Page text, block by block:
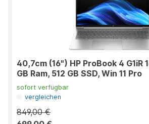
40,7cm (16") HP ProBook 4 G1iR
GB Ram, 512 GB SSD, Win 11 Pro
sofort verfügbar
vergleichen
849,00 €